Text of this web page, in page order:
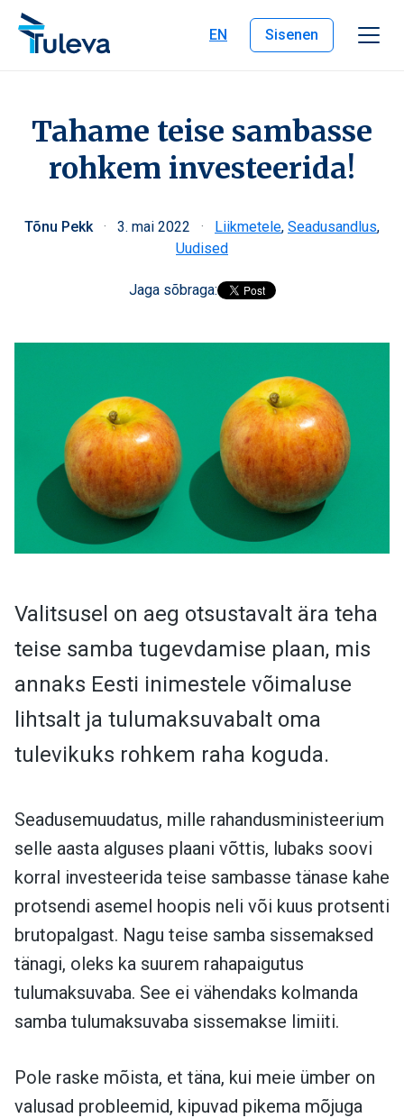
Liigu edasi sisu juurde
EN
Sisenen
Tahame teise sambasse
rohkem investeerida!
Tõnu Pekk · 3. mai 2022 · Liikmetele, Seadusandlus,
Uudised
Jaga sõbraga:
Valitsusel on aeg otsustavalt ära teha
teise samba tugevdamise plaan, mis
annaks Eesti inimestele võimaluse
lihtsalt ja tulumaksuvabalt oma
tulevikuks rohkem raha koguda.
Seadusemuudatus, mille rahandusministeerium
selle aasta alguses plaani võttis, lubaks soovi
korral investeerida teise sambasse tänase kahe
protsendi asemel hoopis neli või kuus protsenti
brutopalgast. Nagu teise samba sissemaksed
tänagi, oleks ka suurem rahapaigutus
tulumaksuvaba. See ei vähendaks kolmanda
samba tulumaksuvaba sissemakse limiiti.
Pole raske mõista, et täna, kui meie ümber on
valusad probleemid, kipuvad pikema mõjuga